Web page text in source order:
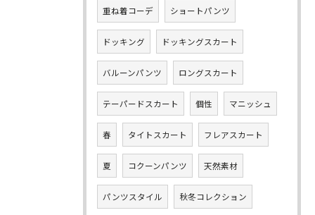
重ね着コーデ ショートパンツ
ドッキング ドッキングスカート
バルーンパンツ ロングスカート
テーパードスカート 個性 マニッシュ
春 タイトスカート フレアスカート
夏 コクーンパンツ 天然素材
パンツスタイル 秋冬コレクション